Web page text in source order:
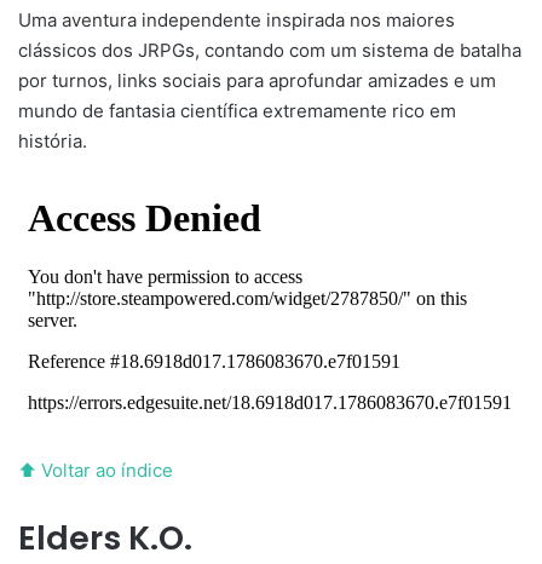
Uma aventura independente inspirada nos maiores
clássicos dos JRPGs, contando com um sistema de batalha
por turnos, links sociais para aprofundar amizades e um
mundo de fantasia científica extremamente rico em
história.
⬆ Voltar ao índice
Elders K.O.